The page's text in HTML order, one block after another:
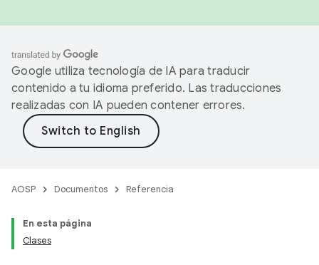
Google utiliza tecnología de IA para traducir
contenido a tu idioma preferido. Las traducciones
realizadas con IA pueden contener errores.
AOSP Documentos Referencia
En esta página
Clases